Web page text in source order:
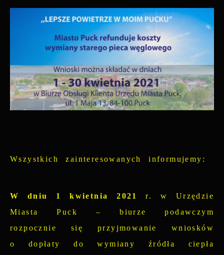
Wszystkich zainteresowanych informujemy:
W dniu 1 kwietnia 2021
r. w Urzędzie
Miasta Puck – biurze podawczym
rozpocznie się przyjmowanie wniosków
o dopłaty do wymiany źródła ciepła
Wyrażenie zgody na analityczne pliki
cookies gwarantuje dostępność wszystkich
funkcjonalności.
prezentowania Ci naszych komunikatów na
podstawie analizy Twoich upodobań oraz
Twoich zwyczajów dotyczących przeglądanej
witryny internetowej. Treści promocyjne
mogą pojawić się na stronach podmiotów
trzecich lub firm będących naszymi
partnerami oraz innych dostawców usług.
Firmy te działają w charakterze